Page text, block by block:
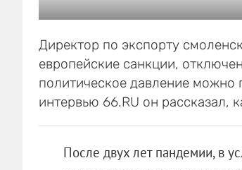
Директор по экспорту
европейские санкции,
политическое давление
интервью 66.RU он рассказал,
После двух лет пандемии, в